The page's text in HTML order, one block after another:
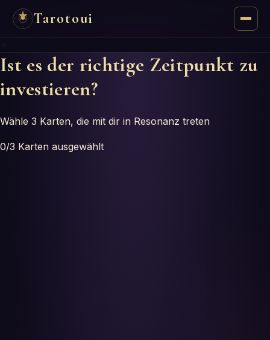
Tarotoui
Chat
Tarot-Antworten
Orakel
Ist es der richtige Zeitpunkt zu
investieren?
Wähle 3 Karten, die mit dir in Resonanz treten
0/3 Karten ausgewählt